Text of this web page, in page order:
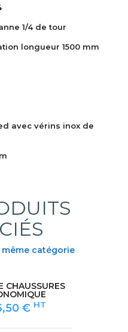
catégorie
CHAUSSURES
€ HT
1/4 de tour
longueur 1500 mm
avec vérins inox de